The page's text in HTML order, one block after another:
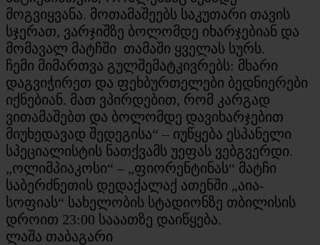
მოგვიყვანა. მოთამაშეებს საკუთარი თავის
სჯერათ, ვარჯიშზე ბოლომდე იხარჯებიან და
მომავალ მატჩში თამაში ყველას სურს.
ჩემი მიმართვა გულშემატკივრებს: მხარი
დაგვიჭირეთ და ფეხბურთელები ბედნიერები
იქნებიან. მათ ვპირდებით, რომ კარგად
ვითამაშებთ და ბოლომდე დავიხარჯებით
მიუხედავად შედეგისა“ – იუწყება ესპანელი
სპეციალისტის ნათქვამს უეფას ვებგვერდი.
„ოლიმპიაკოსი“ – „ფიორენტინას“ მატჩი
საბერძნეთის დედაქალაქ ათენში „აია-
სოფიას“ სახელობის სტადიონზე თბილისის
დროით 23:00 სააათზე დაიწყება.
ლაშა თაბაგარი